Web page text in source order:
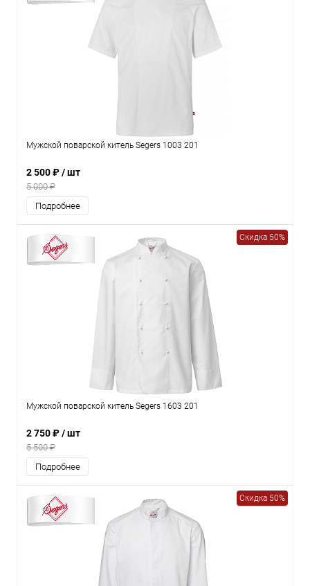
Мужской поварской китель Segers 1003 201
2 500 ₽/ шт
5 000 ₽
Подробнее
Скидка 50%
Мужской поварской китель Segers 1603 201
2 750 ₽/ шт
5 500 ₽
Подробнее
Скидка 50%